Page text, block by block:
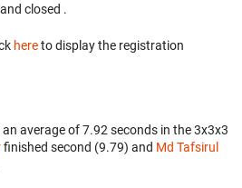
and closed .
hereto display the registration
average of 7.92 seconds in the 3x3x3
finished second (9.79) and Md Tafsirul